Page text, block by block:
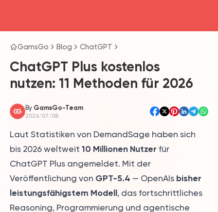
GamsGo Blog ChatGPT
ChatGPT Plus kostenlos
nutzen: 11 Methoden für 2026
By GamsGo-Team
2026/07/08
Laut Statistiken von DemandSage haben sich
bis 2026 weltweit 10 Millionen Nutzer für
ChatGPT Plus angemeldet. Mit der
Veröffentlichung von GPT-5.4 — OpenAIs bisher
leistungsfähigstem Modell, das fortschrittliches
Reasoning, Programmierung und agentische